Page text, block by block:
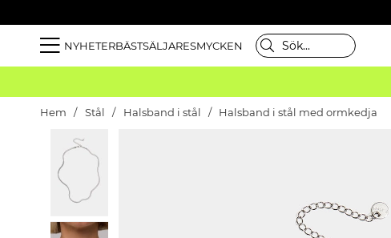
NYHETERBÄSTSÄLJARESMYCKEN
Hem Stål Halsband i stål Halsband i stål med ormkedja